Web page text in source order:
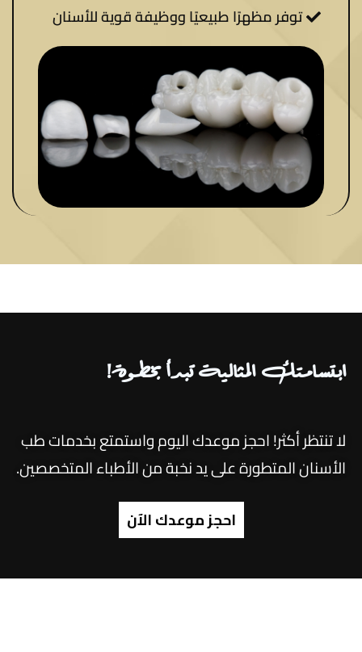
توفر مظهرًا طبيعيًا ووظيفة قوية للأسنان
ابتسامتك المثالية تبدأ بخطوة!
لا تنتظر أكثر! احجز موعدك اليوم واستمتع بخدمات طب
الأسنان المتطورة على يد نخبة من الأطباء المتخصصين.
احجز موعدك الآن